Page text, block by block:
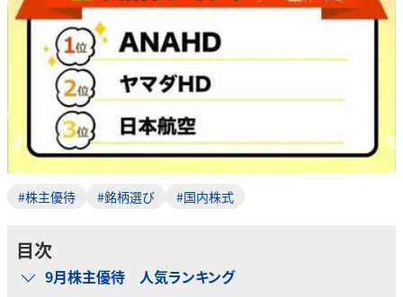
#株主優待 #銘柄選び #国内株式
目次
9月株主優待 人気ランキング